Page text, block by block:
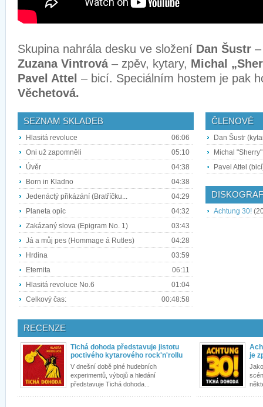
Skupina nahrála desku ve složení Dan Šustr
Zuzana Vintrová – zpěv, kytary, Michal
Pavel Attel – bicí. Speciálním hostem je pak
Věchetová.
SEZNAM SKLADEB
Hlasitá revoluce
06:06
Oni už zapomněli
05:10
Úvěr
04:38
Born in Kladno
04:38
Jedenáctý přikázání (Bratříčku...
04:29
Planeta opic
04:32
Zakázaný slova (Epigram No. 1)
03:43
Já a můj pes (Hommage á Rutles)
04:28
Hrdina
03:59
Eternita
06:11
Hlasitá revoluce No.6
01:04
Celkový čas:
00:48:58
ČLENOVÉ
Dan Šustr
Michal
Pavel Attel
Achtung 30!
RECENZE
Tichá dohoda představuje jistotu
poctivého kytarového rock'n'rollu
V dnešní době plné hudebních
experimentů, výbojů a hledání
představuje Tichá dohoda...
je